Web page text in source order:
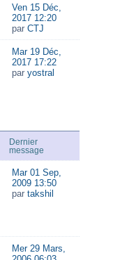
Ven 15 Déc,
2017 12:20
par CTJ
Mar 19 Déc,
2017 17:22
par yostral
Dernier
message
Mar 01 Sep,
2009 13:50
par takshil
Mer 29 Mars,